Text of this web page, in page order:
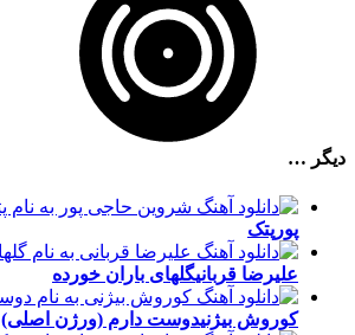
دیگر …
پور پتک
علیرضا قربانیگلهای باران خورده
کوروش بیژنیدوست دارم (ورژن اصلی)